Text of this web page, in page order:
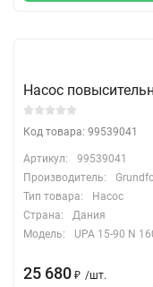
Насос
Код товара: 99539041
Артикул:
99539041
Производитель:
Тип товара:
Насос
Страна:
Дания
Модель:
UPA 15-90 N
25 680 ₽ /шт.